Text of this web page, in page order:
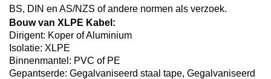
BS, DIN en AS/NZS of andere normen als verzoek.
Bouw van XLPE Kabel:
Dirigent: Koper of Aluminium
Isolatie: XLPE
Binnenmantel: PVC of PE
Gepantserde: Gegalvaniseerd staal tape, Gegalvaniseerd